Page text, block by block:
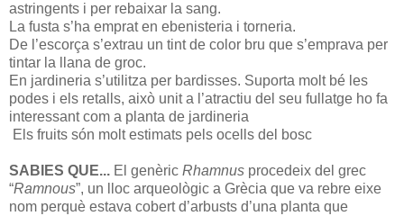
astringents i per rebaixar la sang.
La fusta s’ha emprat en ebenisteria i torneria.
De l’escorça s’extrau un tint de color bru que s’emprava per
tintar la llana de groc.
En jardineria s’utilitza per bardisses. Suporta molt bé les
podes i els retalls, això unit a l’atractiu del seu fullatge ho fa
interessant com a planta de jardineria
Els fruits són molt estimats pels ocells del bosc
SABIES QUE... El genèric Rhamnus procedeix del grec
“Ramnous”, un lloc arqueològic a Grècia que va rebre eixe
nom perquè estava cobert d’arbusts d’una planta que